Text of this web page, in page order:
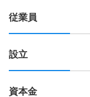
従業員
設立
資本金